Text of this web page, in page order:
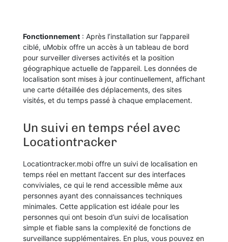
Fonctionnement: Après l’installation sur l’appareil
ciblé, uMobix offre un accès à un tableau de bord
pour surveiller diverses activités et la position
géographique actuelle de l’appareil. Les données de
localisation sont mises à jour continuellement, affichant
une carte détaillée des déplacements, des sites
visités, et du temps passé à chaque emplacement.
Un suivi en temps réel avec
Locationtracker
Locationtracker.mobi offre un suivi de localisation en
temps réel en mettant l’accent sur des interfaces
conviviales, ce qui le rend accessible même aux
personnes ayant des connaissances techniques
minimales. Cette application est idéale pour les
personnes qui ont besoin d’un suivi de localisation
simple et fiable sans la complexité de fonctions de
surveillance supplémentaires. En plus, vous pouvez en